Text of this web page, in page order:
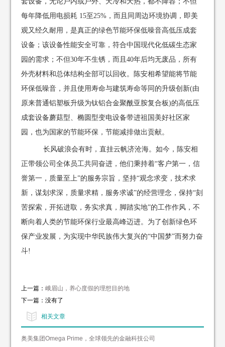
每年降低用电损耗 15至25%，而且同周边环境协调，即美
观又经久耐用，是真正的绿色节能环保低噪音高低压成套
设备；该设备性能安全可靠，符合中国现代化低碳生态家
园的需求；不但30年不生锈，而且40年后均无废品，所有
外壳材料和总体结构全部可以回收。陈安相希望能将节能
环保低噪音，并且使用寿命与建筑寿命等同的升级创新(由
原来普通铝塑板升级为钛铝合金聚酰亚胺复合板)的高低压
成套设备蘑菇型、椭圆型变电设备带进祖国美好社区家
园，也为国家的节能环保，节能减排做出贡献。
长风破浪会有时，直挂云帆济沧海。如今，陈安相
正带领公司全体员工共同奋进，他们秉持着“客户第一，信
誉第一，质量至上”的服务宗旨，坚持“观念求变，技术求
新，谋划求深，质量求精，服务求诚”的经营理念，保持“刻
苦探索，开拓进取，务实求真，脚踏实地”的工作作风，不
断向着人类的节能环保行业最高峰迈进。为了创新绿色环
保产业发展，为实现中华民族伟大复兴的“中国梦”而努力奋
斗!
上一篇：峨眉山，养心度假的理想目的地
下一篇：没有了
相关文章
奥美集团Omega Prime，全球领先的金融科技公司